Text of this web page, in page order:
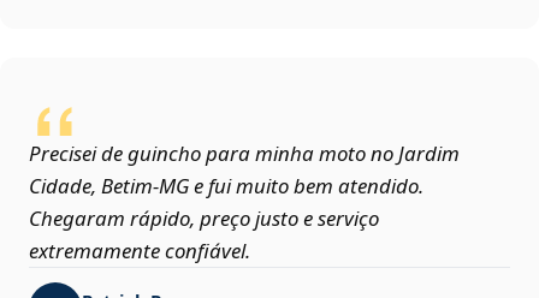
Precisei de guincho para minha moto no Jardim
Cidade, Betim‑MG e fui muito bem atendido.
Chegaram rápido, preço justo e serviço
extremamente confiável.